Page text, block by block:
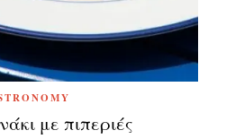
με πιπεριές